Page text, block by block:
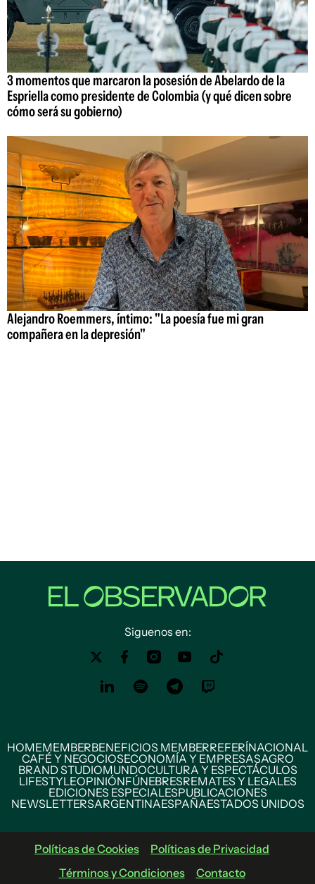
3 momentos que marcaron la posesión de Abelardo de la
Espriella como presidente de Colombia (y qué dicen sobre
cómo será su gobierno)
Alejandro Roemmers, íntimo: "La poesía fue mi gran
compañera en la depresión"
Siguenos en:
HOMEMEMBERBENEFICIOS MEMBERREFERÍNACIONAL
CAFÉ Y NEGOCIOSECONOMÍA Y EMPRESASAGRO
BRAND STUDIOMUNDOCULTURA Y ESPECTÁCULOS
LIFESTYLEOPINIÓNFÚNEBRESREMATES Y LEGALES
EDICIONES ESPECIALESPUBLICACIONES
NEWSLETTERSARGENTINAESPAÑAESTADOS UNIDOS
Políticas de Cookies
Políticas de Privacidad
Términos y Condiciones
Contacto